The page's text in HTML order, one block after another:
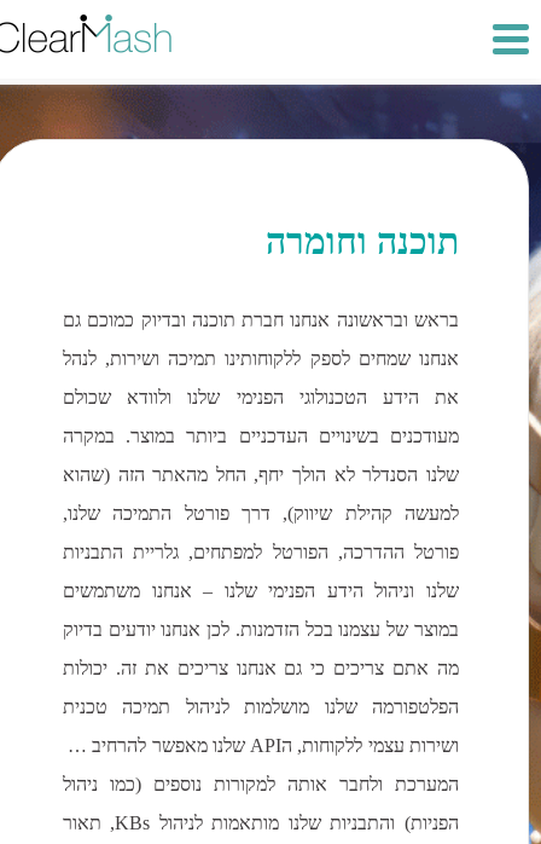
תוכנה וחומרה
בראש ובראשונה אנחנו חברת תוכנה ובדיוק כמוכם גם
אנחנו שמחים לספק ללקוחותינו תמיכה ושירות, לנהל
את הידע הטכנולוגי הפנימי שלנו ולוודא שכולם
מעודכנים בשינויים העדכניים ביותר במוצר. במקרה
שלנו הסנדלר לא הולך יחף, החל מהאתר הזה (שהוא
למעשה קהילת שיווק), דרך פורטל התמיכה שלנו,
פורטל ההדרכה, הפורטל למפתחים, גלריית התבניות
שלנו וניהול הידע הפנימי שלנו – אנחנו משתמשים
במוצר של עצמנו בכל הזדמנות. לכן אנחנו יודעים בדיוק
מה אתם צריכים כי גם אנחנו צריכים את זה. יכולות
הפלטפורמה שלנו מושלמות לניהול תמיכה טכנית
ושירות עצמי ללקוחות, הAPI שלנו מאפשר להרחיב את
המערכת ולחבר אותה למקורות נוספים (כמו ניהול
הפניות) והתבניות שלנו מותאמות לניהול KBs, תאור